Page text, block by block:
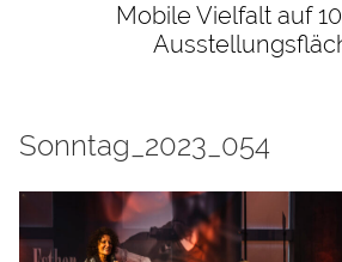
Mobile Vielfalt auf
Sonntag_2023_054